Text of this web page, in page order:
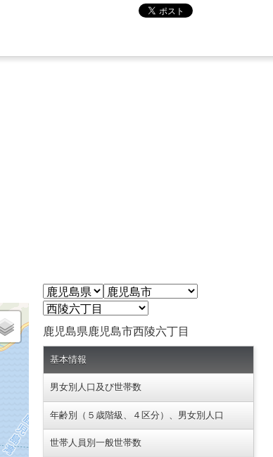
鹿児島県鹿児島市西陵六丁目
基本情報
男女別人口及び世帯数
年齢別（５歳階級、４区分）、男女別人口
世帯人員別一般世帯数